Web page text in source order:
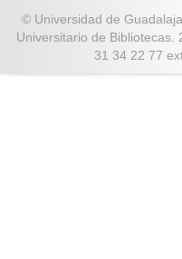
© Universidad de
Universitario de Bibliotecas.
31 34 22 77